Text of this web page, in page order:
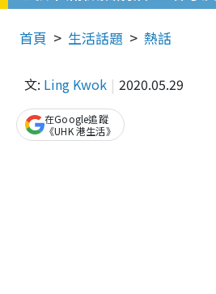
首頁 生活話題 熱話
文: Ling Kwok 2020.05.29
在Google追蹤
《UHK 港生活》